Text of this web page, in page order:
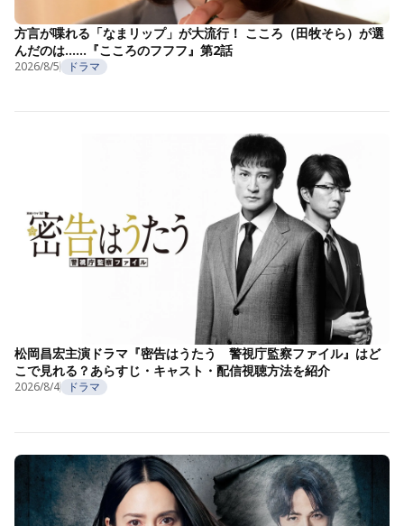
方言が喋れる「なまリップ」が大流行！ こころ（田牧そら）が選
んだのは……『こころのフフフ』第2話
2026/8/5 ドラマ
松岡昌宏主演ドラマ『密告はうたう 警視庁監察ファイル』はど
こで見れる？あらすじ・キャスト・配信視聴方法を紹介
2026/8/4 ドラマ